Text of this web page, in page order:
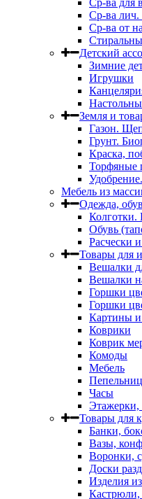
Ср-ва для
Ср-ва
Ср-ва от
Детский
Зимние
Игрушки
Земля и
Газон.
Грунт.
Краска,
Торфяные
Мебель из
Одежда,
Обувь
Расчески
Товары для
Вешалки
Вешалки
Горшки
Горшки
Картины
Коврики
Коврик
Комоды
Мебель
Часы
Этажерки,
Товары для
Банки,
Вазы,
Воронки,
Доски
Изделия